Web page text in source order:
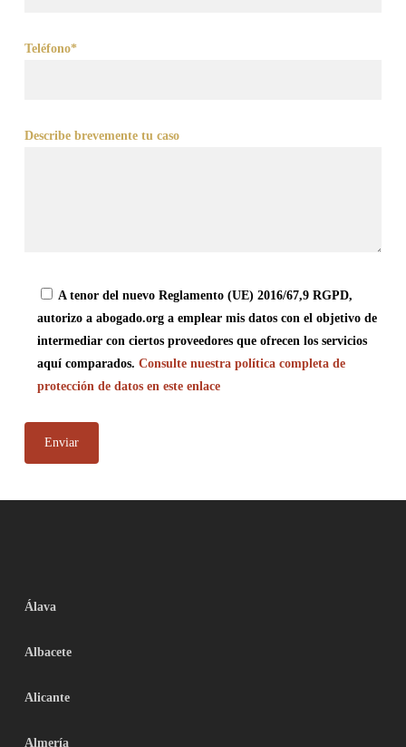
Teléfono*
Describe brevemente tu caso
A tenor del nuevo Reglamento (UE) 2016/67,9 RGPD,
autorizo a abogado.org a emplear mis datos con el objetivo de
intermediar con ciertos proveedores que ofrecen los servicios
aquí comparados. Consulte nuestra política completa de
protección de datos en este enlace
Álava
Albacete
Alicante
Almería